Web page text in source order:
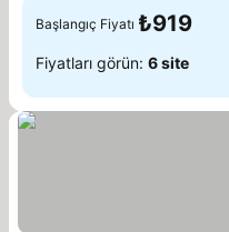
Başlangıç Fiyatı ₺919
Fiyatları görün: 6 site